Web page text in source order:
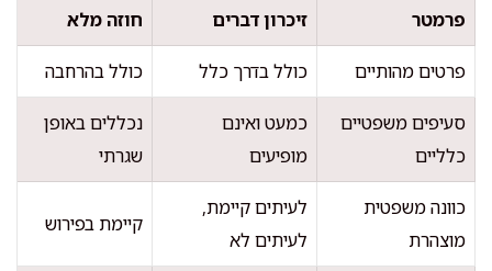
פרמטר זיכרון דברים חוזה מלא
פרטים מהותיים כולל בדרך כלל כולל בהרחבה
סעיפים משפטיים
כלליים
כמעט ואינם
מופיעים
נכללים באופן
שגרתי
כוונה משפטית
מוצהרת
לעיתים קיימת,
לעיתים לא
קיימת בפירוש